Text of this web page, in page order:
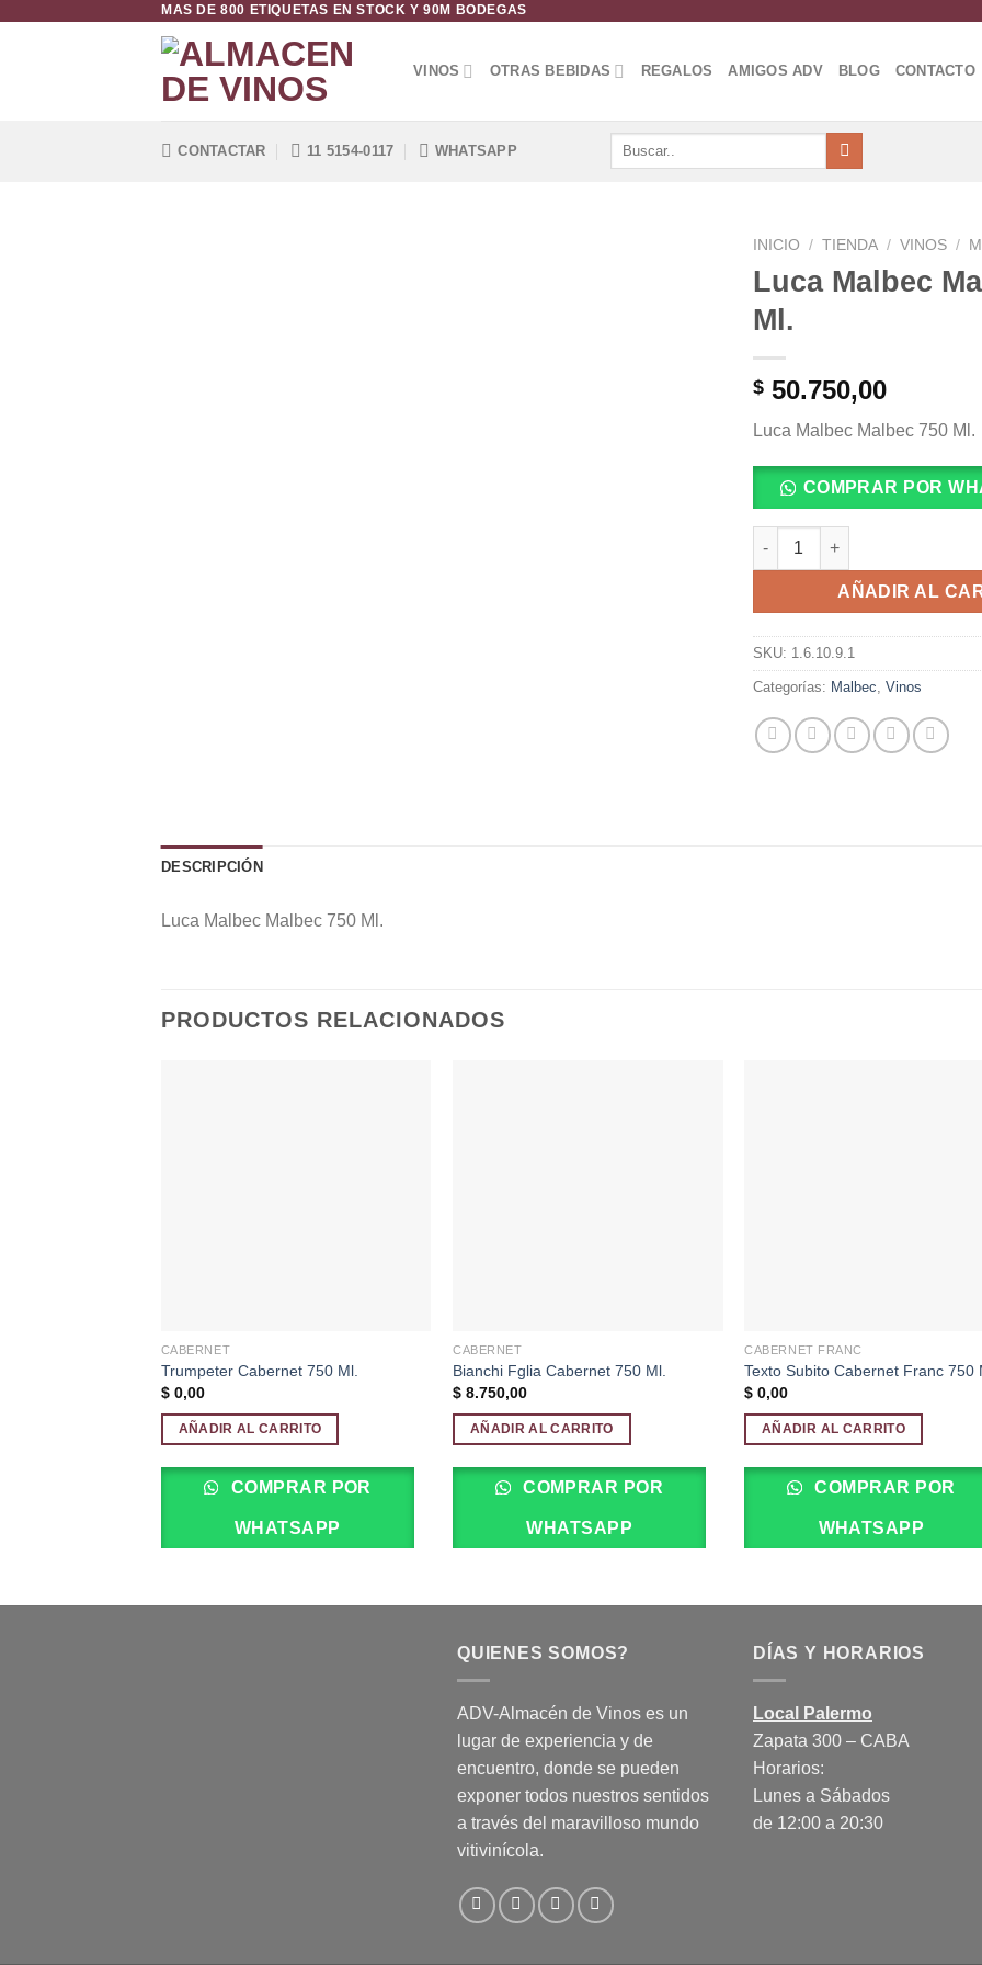
MAS DE 800 ETIQUETAS EN STOCK Y 90M BODEGAS
VINOS OTRAS BEBIDAS REGALOS AMIGOS ADV BLOG CONTACTO
CONTACTAR 11 5154-0117 WHATSAPP
Buscar
INICIO / TIENDA / VINOS /
Luca Malbec
Ml.
$ 50.750,00
Luca Malbec Malbec 750 Ml.
COMPRAR POR
Luca Malbec Malbec 750 Ml.
AÑADIR AL
SKU: 1.6.10.9.1
Categorías: Malbec Vinos
DESCRIPCIÓN
Luca Malbec Malbec 750 Ml.
PRODUCTOS RELACIONADOS
CABERNET
Trumpeter Cabernet 750 Ml.
$0,00
AÑADIR AL CARRITO
COMPRAR POR
WHATSAPP
CABERNET
Bianchi Fglia Cabernet 750 Ml.
$ 8.750,00
AÑADIR AL CARRITO
COMPRAR POR
WHATSAPP
CABERNET FRANC
Texto Subito Cabernet Franc 750
$ 0,00
AÑADIR AL CARRITO
COMPRAR POR
WHATSAPP
QUIENES SOMOS?
ADV-Almacén de Vinos es un
lugar de experiencia y de
encuentro, donde se pueden
exponer todos nuestros sentidos
a través del maravilloso mundo
vitivinícola.
DÍAS Y HORARIOS
Local Palermo
Zapata 300 – CABA
Horarios:
Lunes a Sábados
de 12:00 a 20:30